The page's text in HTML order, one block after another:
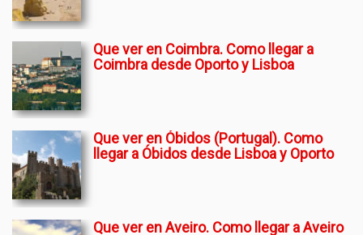
Que ver en Coimbra. Como llegar a
Coimbra desde Oporto y Lisboa
Que ver en Óbidos (Portugal). Como
llegar a Óbidos desde Lisboa y Oporto
Que ver en Aveiro. Como llegar a Aveiro